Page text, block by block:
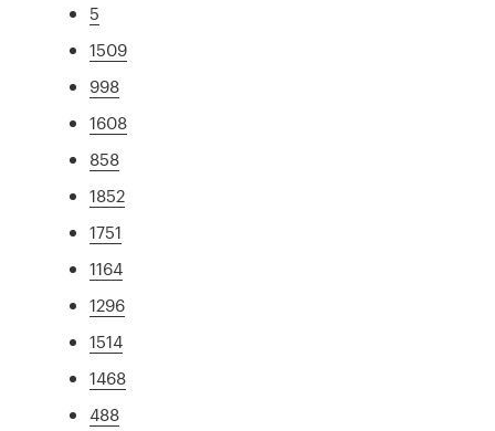
5
1509
998
1608
858
1852
1751
1164
1296
1514
1468
488